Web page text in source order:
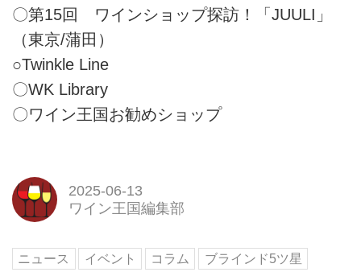
〇第15回 ワインショップ探訪！「JUULI」
（東京/蒲田）
○Twinkle Line
〇WK Library
〇ワイン王国お勧めショップ
2025-06-13
ワイン王国編集部
ニュース イベント コラム
ブラインド5ツ星